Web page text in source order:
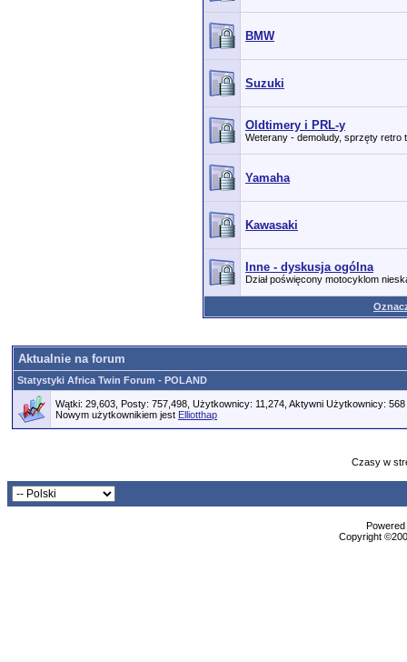
BMW
Suzuki
Oldtimery i PRL-y
Weterany - demoludy, sprzęty retro
Yamaha
Kawasaki
Inne - dyskusja ogólna
Dział poświęcony motocyklom
Aktualnie na forum
Statystyki Africa Twin Forum - POLAND
Wątki: 29,603, Posty: 757,498, Użytkownicy: 11,274, Aktywni Użytkownicy: 568
Nowym użytkownikiem jest Elliotthap
Czasy w
Copyright